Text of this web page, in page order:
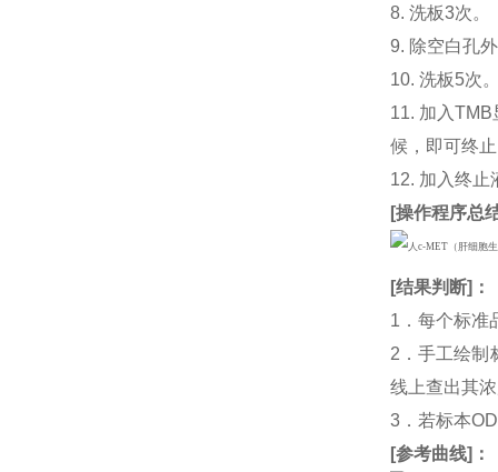
8. 洗板3次。
9. 除空白孔
10. 洗板5次
11. 加入
候，即可终
12. 加入终止
[操作程序总
[结果判断]：
1．每个标准
2．手工绘制
线上查出其
3．若标本
[参考曲线]：